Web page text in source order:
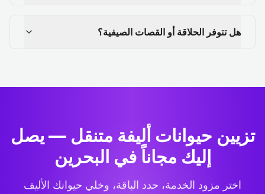
هل تتوفر الحلاقة أو القصات الصيفية؟
تزيين حيوانات أليفة متنقل — يصل
إليك مجاناً في البحرين
اختر مزود الخدمة، حدد الباقة، وخلي حيوانك الأليف